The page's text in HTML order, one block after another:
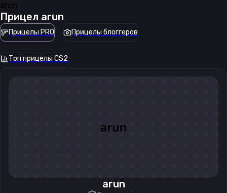
arun
Прицел arun
Прицелы PRO Прицелы блоггеров
Топ прицелы CS2
arun